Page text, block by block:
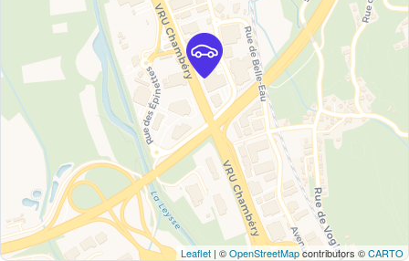
Leaflet | ©OpenStreetMapcontributors ©CARTO